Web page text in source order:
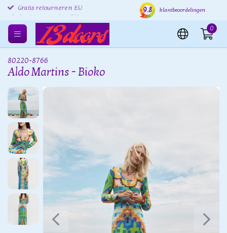
Gratis retourneren EU Verzending binnen 24 uur
9.8 klantbeoordelingen
0
80220-8766
Aldo Martins - Bioko